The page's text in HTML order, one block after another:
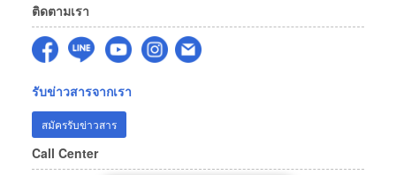
ติดตามเรา
รับข่าวสารจากเรา
สมัครรับข่าวสาร
Call Center